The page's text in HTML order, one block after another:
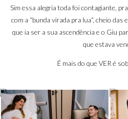
Sim essa alegria toda foi contagiante,
com a “bunda virada pra lua”, cheio das
que ia ser a sua ascendência e o Giu
que estava
É mais do que VER é